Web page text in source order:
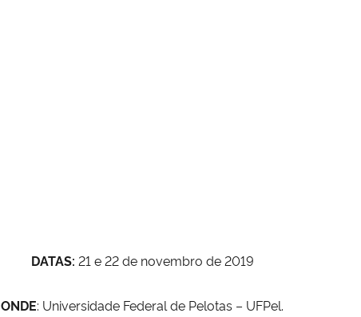
DATAS: 21 e 22 de novembro de 2019
ONDE: Universidade Federal de Pelotas – UFPel.